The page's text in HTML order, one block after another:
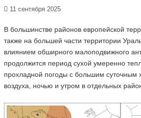
11 сентября 2025
В большинстве районов европейской
также на большей части территории
влиянием обширного малоподвижного
продолжится период сухой умеренно
прохладной погоды с большим суточным
воздуха, ночью и утром в отдельных